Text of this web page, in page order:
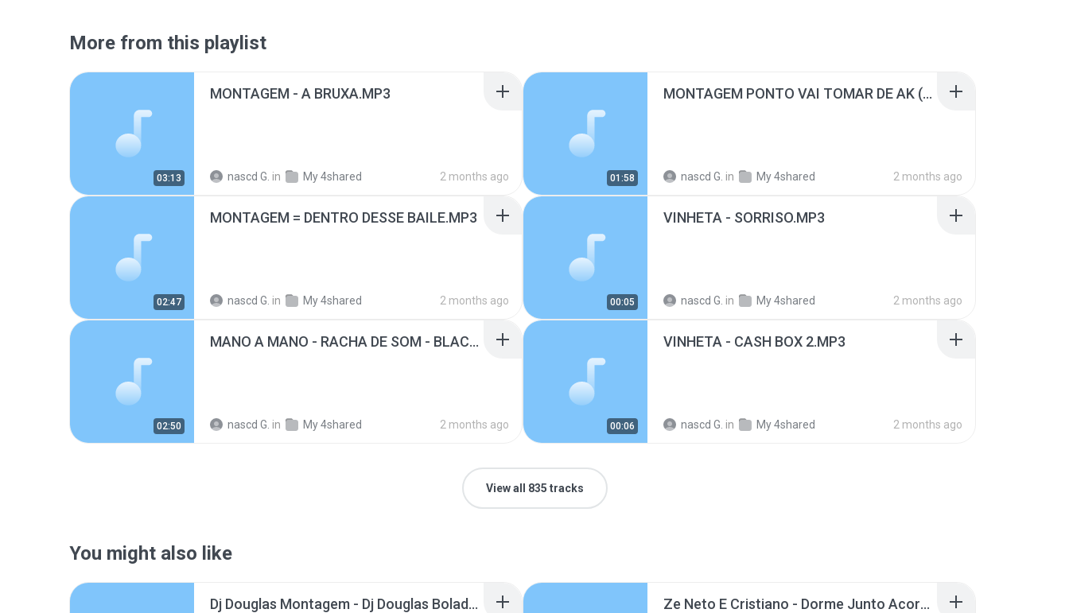
More from this playlist
03:13
MONTAGEM - A BRUXA.MP3
nascd G. in My 4shared 2 months ago 01:58
MONTAGEM PONTO VAI TOMAR DE AK ((BOLADO DJ ES)).mp3
nascd G. in My 4shared 2 months ago
02:47
MONTAGEM = DENTRO DESSE BAILE.MP3
nascd G. in My 4shared 2 months ago 00:05
VINHETA - SORRISO.MP3
nascd G. in My 4shared 2 months ago
02:50
MANO A MANO - RACHA DE SOM - BLACK CDS O REI DA QUALIDADE.mp3
nascd G. in My 4shared 2 months ago 00:06
VINHETA - CASH BOX 2.MP3
nascd G. in My 4shared 2 months ago
View all 835 tracks
You might also like
Dj Douglas Montagem - Dj Douglas Boladao Ze Neto E Cristiano - Dorme Junto Acorda Separado - Top 20 Sertanejas de 2015